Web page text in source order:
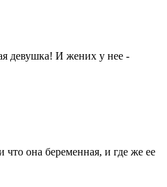
девушка! И жених у нее -
что она беременная, и где же ее